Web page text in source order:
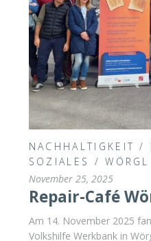
NACHHALTIGKEIT /
SOZIALES
/WÖRGL
November 25, 2025
Repair-Café
Am 14. November 2025
Volkshilfe Werkbank in